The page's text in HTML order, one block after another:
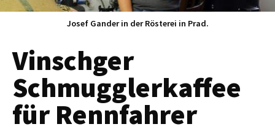
Josef Gander in der Rösterei in Prad.
Vinschger
Schmugglerkaffee
für Rennfahrer